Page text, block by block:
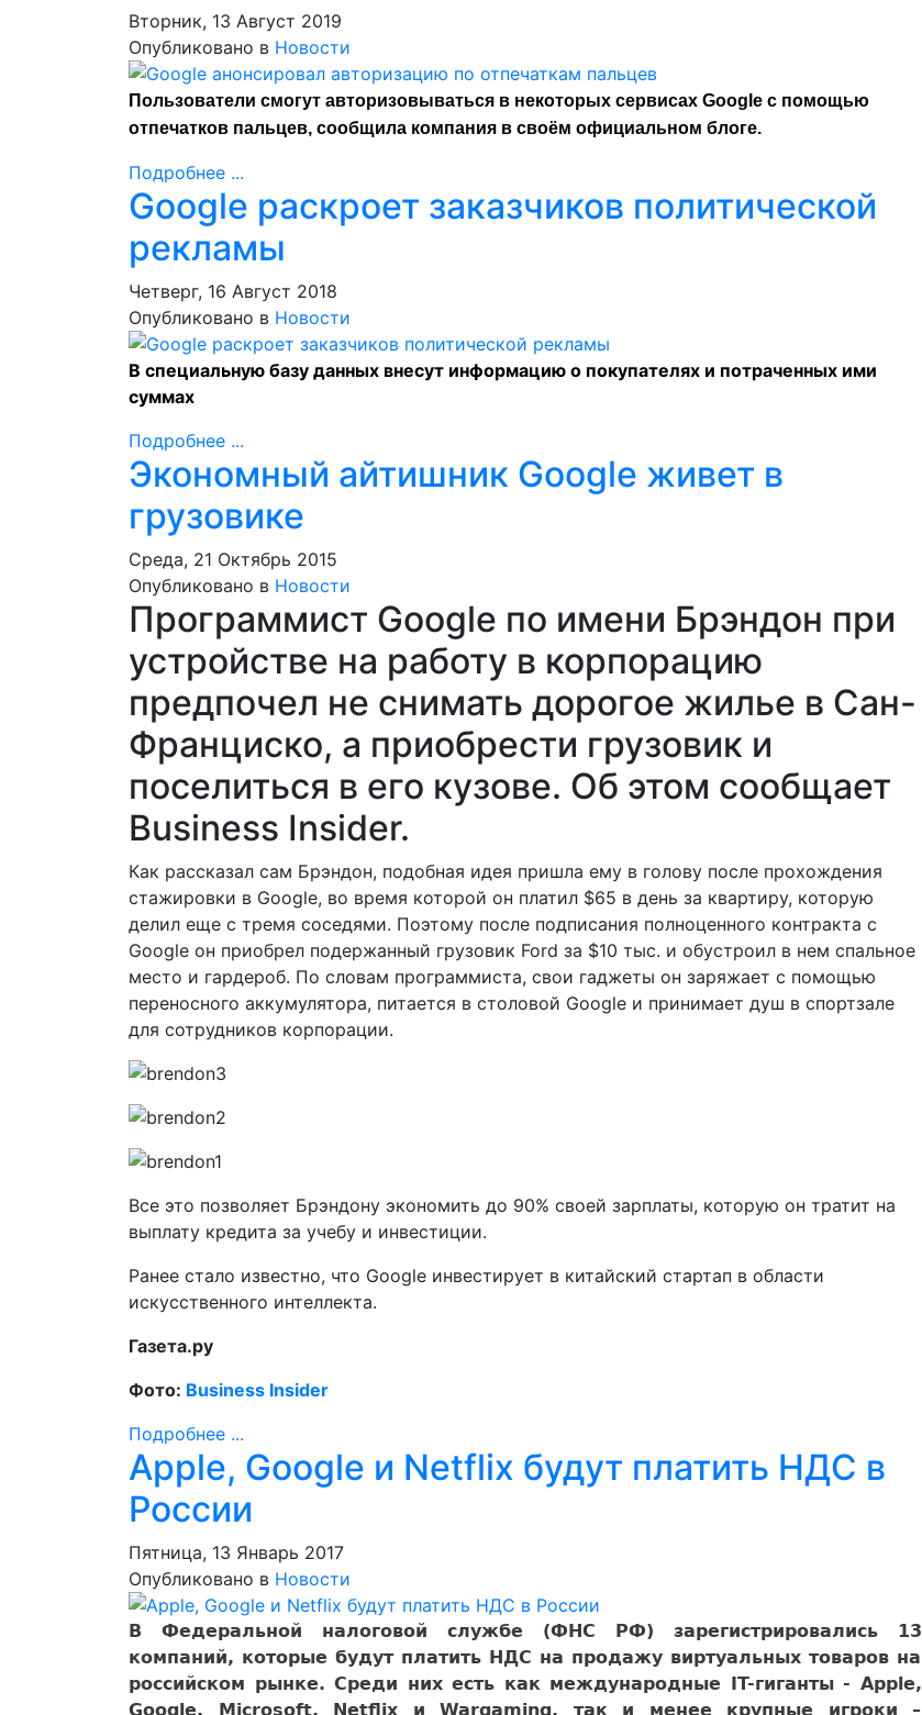
Вторник, 13 Август 2019
Опубликовано в Новости
Пользователи смогут авторизовываться в некоторых сервисах Google с помощью
отпечатков пальцев, сообщила компания в своём официальном блоге.
Подробнее ...
Google раскроет заказчиков политической
рекламы
Четверг, 16 Август 2018
Опубликовано в Новости
В специальную базу данных внесут информацию о покупателях и потраченных ими
суммах
Подробнее ...
Экономный айтишник Google живет в
грузовике
Среда, 21 Октябрь 2015
Опубликовано в Новости
Программист Google по имени Брэндон при
устройстве на работу в корпорацию
предпочел не снимать дорогое жилье в Сан-
Франциско, а приобрести грузовик и
поселиться в его кузове. Об этом сообщает
Business Insider.
Как рассказал сам Брэндон, подобная идея пришла ему в голову после прохождения
стажировки в Google, во время которой он платил $65 в день за квартиру, которую
делил еще с тремя соседями. Поэтому после подписания полноценного контракта с
Google он приобрел подержанный грузовик Ford за $10 тыс. и обустроил в нем спальное
место и гардероб. По словам программиста, свои гаджеты он заряжает с помощью
переносного аккумулятора, питается в столовой Google и принимает душ в спортзале
для сотрудников корпорации.
Все это позволяет Брэндону экономить до 90% своей зарплаты, которую он тратит на
выплату кредита за учебу и инвестиции.
Ранее стало известно, что Google инвестирует в китайский стартап в области
искусственного интеллекта.
Газета.ру
Фото: Business Insider
Подробнее ...
Apple, Google и Netflix будут платить НДС в
России
Пятница, 13 Январь 2017
Опубликовано в Новости
В Федеральной налоговой службе (ФНС РФ) зарегистрировались 13
компаний, которые будут платить НДС на продажу виртуальных товаров на
российском рынке. Среди них есть как международные IT-гиганты - Apple,
Google, Microsoft, Netflix и Wargaming, так и менее крупные игроки –